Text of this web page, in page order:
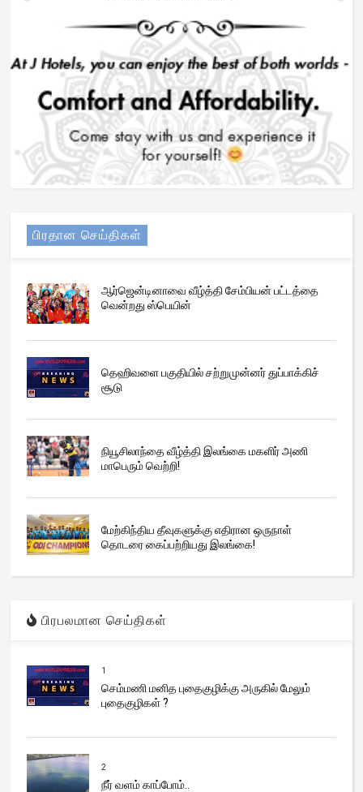
பிரதான செய்திகள்
ஆர்ஜென்டினாவை வீழ்த்தி சேம்பியன் பட்டத்தை
வென்றது ஸ்பெயின்
தெஹிவளை பகுதியில் சற்றுமுன்னர் துப்பாக்கிச்
சூடு
நியூசிலாந்தை வீழ்த்தி இலங்கை மகளிர் அணி
மாபெரும் வெற்றி!
மேற்கிந்திய தீவுகளுக்கு எதிரான ஒருநாள்
தொடரை கைப்பற்றியது இலங்கை!
பிரபலமான செய்திகள்
1
செம்மணி மனித புதைகுழிக்கு அருகில் மேலும்
புதைகுழிகள் ?
2
நீர் வளம் காப்போம்..